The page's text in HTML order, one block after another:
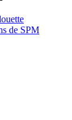
de SPM